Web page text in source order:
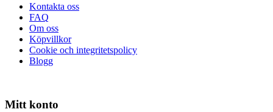
Kontakta oss
FAQ
Om oss
Köpvillkor
Cookie och integritetspolicy
Blogg
Mitt konto